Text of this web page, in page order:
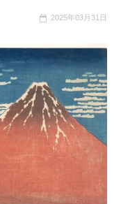
2025年03月31日